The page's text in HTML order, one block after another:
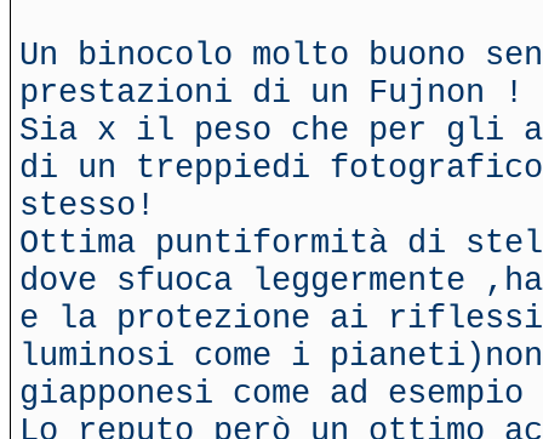
Un binocolo molto buono
prestazioni di un Fujnon !
Sia x il peso che per gli
di un treppiedi
stesso!
Ottima puntiformità di
dove sfuoca leggermente
e la protezione ai riflessi
luminosi come i
giapponesi come ad esempio
Lo reputo però un ottimo